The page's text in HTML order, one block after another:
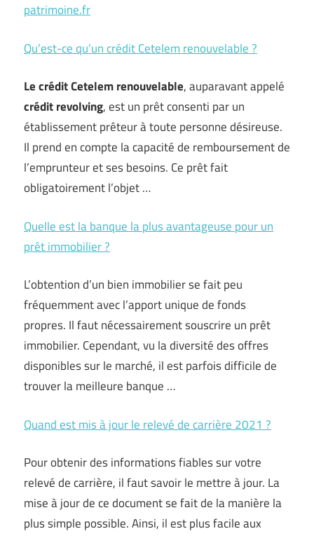
patrimoine.fr
Qu’est-ce qu’un crédit Cetelem renouvelable ?
Le crédit Cetelem renouvelable, auparavant appelé
crédit revolving, est un prêt consenti par un
établissement prêteur à toute personne désireuse.
Il prend en compte la capacité de remboursement de
l’emprunteur et ses besoins. Ce prêt fait
obligatoirement l’objet …
Quelle est la banque la plus avantageuse pour un
prêt immobilier ?
L’obtention d’un bien immobilier se fait peu
fréquemment avec l’apport unique de fonds
propres. Il faut nécessairement souscrire un prêt
immobilier. Cependant, vu la diversité des offres
disponibles sur le marché, il est parfois difficile de
trouver la meilleure banque …
Quand est mis à jour le relevé de carrière 2021 ?
Pour obtenir des informations fiables sur votre
relevé de carrière, il faut savoir le mettre à jour. La
mise à jour de ce document se fait de la manière la
plus simple possible. Ainsi, il est plus facile aux